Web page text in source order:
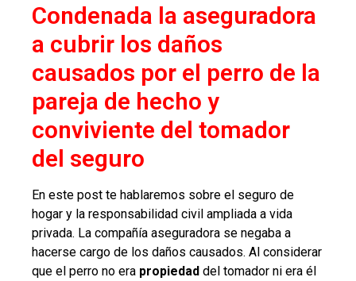
Condenada la aseguradora
a cubrir los daños
causados por el perro de la
pareja de hecho y
conviviente del tomador
del seguro
En este post te hablaremos sobre el seguro de
hogar y la responsabilidad civil ampliada a vida
privada. La compañía aseguradora se negaba a
hacerse cargo de los daños causados. Al considerar
que el perro no era propiedad del tomador ni era él